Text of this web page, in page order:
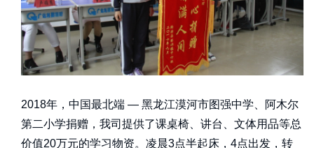
2018年，中国最北端 — 黑龙江漠河市图强中学、阿木尔
第二小学捐赠，我司提供了课桌椅、讲台、文体用品等总
价值20万元的学习物资。凌晨3点半起床，4点出发，转